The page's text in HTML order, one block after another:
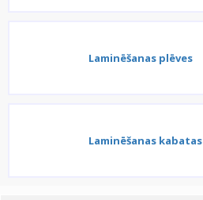
Laminēšanas plēves
Laminēšanas kabatas